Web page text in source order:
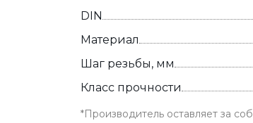
DIN
Материал
Шаг резьбы, мм
Класс прочности
*Производитель оставляет за